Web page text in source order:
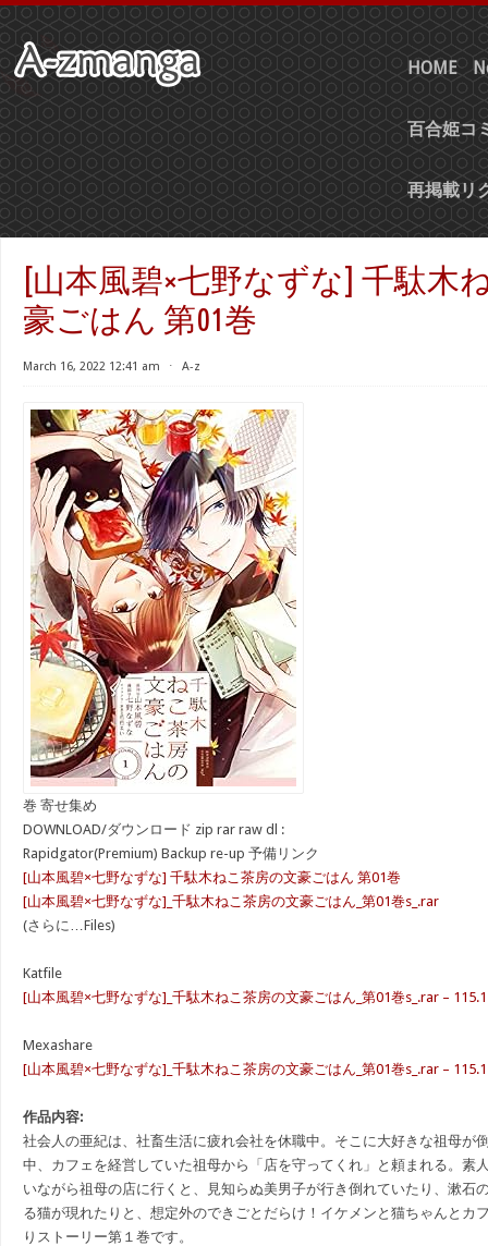
HOME
百合姫コ
再掲載リ
[山本風碧×七野なずな] 千駄木
豪ごはん 第01巻
March 16, 2022 12:41 am ⋅ A-z
巻 寄せ集め
DOWNLOAD/ダウンロード zip rar raw dl :
Rapidgator(Premium) Backup re-up 予備リンク
[山本風碧×七野なずな] 千駄木ねこ茶房の文豪ごはん 第01巻
[山本風碧×七野なずな]_千駄木ねこ茶房の文豪ごはん_第01巻s_.rar
(さらに…Files)
Katfile
[山本風碧×七野なずな]_千駄木ねこ茶房の文豪ごはん_第01巻s_.rar –
Mexashare
[山本風碧×七野なずな]_千駄木ねこ茶房の文豪ごはん_第01巻s_.rar –
作品内容:
社会人の亜紀は、社畜生活に疲れ会社を休職中。そこに大好きな祖母が
中、カフェを経営していた祖母から「店を守ってくれ」と頼まれる。
いながら祖母の店に行くと、見知らぬ美男子が行き倒れていたり、漱石
る猫が現れたりと、想定外のできごとだらけ！イケメンと猫ちゃんとカ
りストーリー第１巻です。